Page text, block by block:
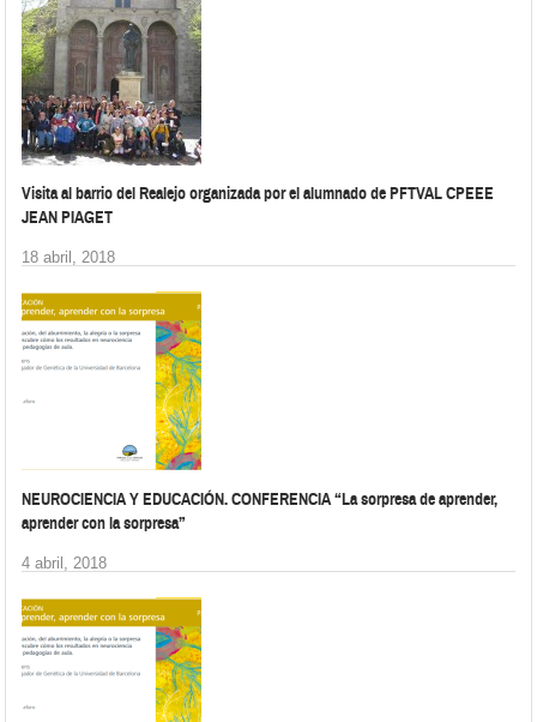
Visita al barrio del Realejo organizada por el alumnado de PFTVAL CPEEE
JEAN PIAGET
18 abril, 2018
NEUROCIENCIA Y EDUCACIÓN. CONFERENCIA “La sorpresa de aprender,
aprender con la sorpresa”
4 abril, 2018